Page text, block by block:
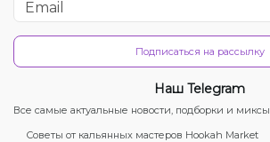
Подписаться на рассылку
Наш Telegram
Все самые актуальные новости, подборки и миксы
Советы от кальянных мастеров Hookah Market